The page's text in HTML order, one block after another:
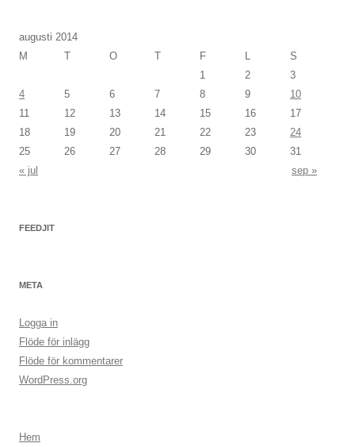
augusti 2014
M
T O T F L
S
1
2
3
4
5 6 7 8 9
10
11
12 13 14 15 16
17
18
19 20 21 22 23
24
25
26 27 28 29 30
31
« jul
sep »
FEEDJIT
META
Logga in
Flöde för inlägg
Flöde för kommentarer
WordPress.org
Hem